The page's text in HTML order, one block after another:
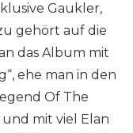
Gaukler,
gehört auf die
das Album mit
ehe man in den
Of The
und mit viel Elan